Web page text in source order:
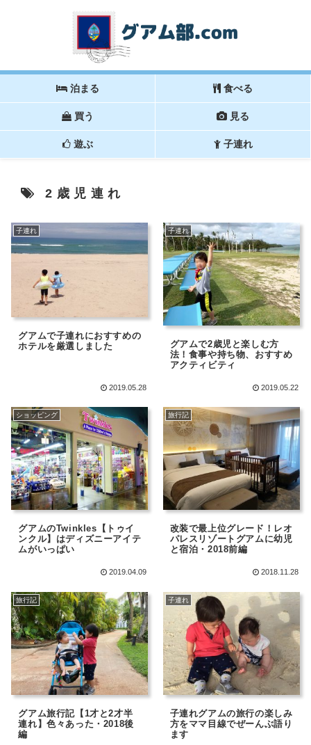
泊まる 食べる
買う 見る
遊ぶ 子連れ
2歳児連れ
子連れ
グアムで子連れにおすすめの
ホテルを厳選しました
2019.05.28
子連れ
グアムで2歳児と楽しむ方
法！食事や持ち物、おすすめ
アクティビティ
2019.05.22
ショッピング
グアムのTwinkles【トゥイ
ンクル】はディズニーアイテ
ムがいっぱい
2019.04.09
旅行記
改装で最上位グレード！レオ
パレスリゾートグアムに幼児
と宿泊・2018前編
2018.11.28
旅行記
グアム旅行記【1才と2才半
連れ】色々あった・2018後
編
子連れ
子連れグアムの旅行の楽しみ
方をママ目線でぜーんぶ語り
ます